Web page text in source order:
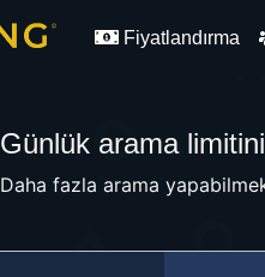
Fiyatlandırma
Günlük arama
Daha fazla arama